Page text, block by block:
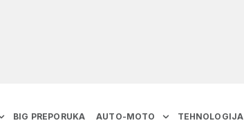
BIG PREPORUKA AUTO-MOTO TEHNOLOGIJA